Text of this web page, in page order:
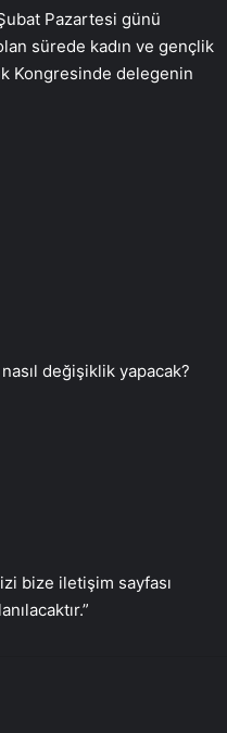
Pazartesi günü
sürede kadın ve gençlik
Kongresinde delegenin
değişiklik yapacak?
bize iletişim sayfası
Atağı
Güvenilir Diş Merkezi:
ve Profesyonel Hizmetler